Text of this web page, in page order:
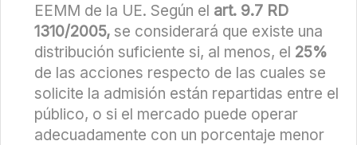
EEMM de la UE. Según el art. 9.7 RD
1310/2005, se considerará que existe una
distribución suficiente si, al menos, el 25%
de las acciones respecto de las cuales se
solicite la admisión están repartidas entre el
público, o si el mercado puede operar
adecuadamente con un porcentaje menor